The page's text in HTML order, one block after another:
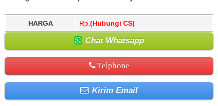
HARGA Rp. (Hubungi CS)
Chat Whatsapp
Telphone
Kirim Email